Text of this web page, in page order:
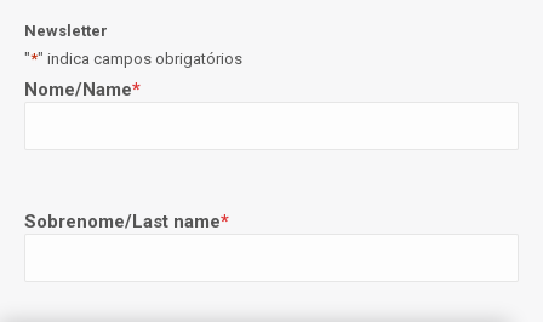
Newsletter
"*" indica campos obrigatórios
Nome/Name*
Sobrenome/Last name*